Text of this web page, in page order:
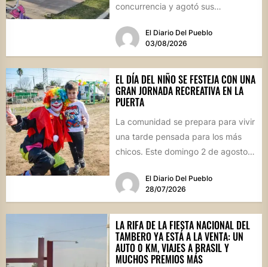
concurrencia y agotó sus
marco, el...El Diario Del Pueblo
03/08/2026
EL DÍA DEL NIÑO SE FESTEJA CON UNA
GRAN JORNADA RECREATIVA EN LA
PUERTA
La comunidad se prepara para vivir
una tarde pensada para los más
chicos. Este domingo 2 de agosto,
El Diario Del Pueblo
28/07/2026
LA RIFA DE LA FIESTA NACIONAL DEL
TAMBERO YA ESTÁ A LA VENTA: UN
AUTO 0 KM, VIAJES A BRASIL Y
MUCHOS PREMIOS MÁS